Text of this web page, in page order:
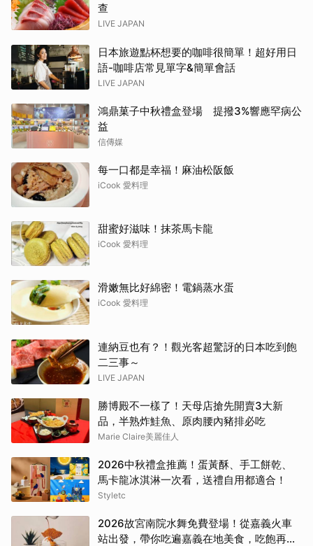
查
LIVE JAPAN
日本旅遊點杯想要的咖啡很簡單！超好用日
語-咖啡店常見單字&簡單會話
LIVE JAPAN
鴻鼎菓子中秋禮盒登場 提撥3%響應罕病公
益
信傳媒
每一口都是幸福！麻油松阪飯
iCook 愛料理
甜蜜好滋味！抹茶馬卡龍
iCook 愛料理
滑嫩無比好綿密！電鍋蒸水蛋
iCook 愛料理
連納豆也有？！觀光客超驚訝的日本吃到飽
二三事～
LIVE JAPAN
勝博殿不一樣了！天母店搶先開賣3大新
品，半熟炸鮭魚、原肉腰內豬排必吃
Marie Claire美麗佳人
2026中秋禮盒推薦！蛋黃酥、手工餅乾、
馬卡龍冰淇淋一次看，送禮自用都適合！
Styletc
2026故宮南院水舞免費登場！從嘉義火車
站出發，帶你吃遍嘉義在地美食，吃飽再去